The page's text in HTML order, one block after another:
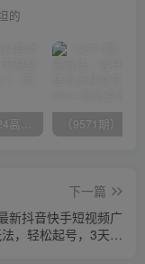
的
（10150期）2024高考项目野路子玩法，无限裂变，最高一天1W＋！
下一篇
新抖音快手短视频广
，轻松起号，3天涨